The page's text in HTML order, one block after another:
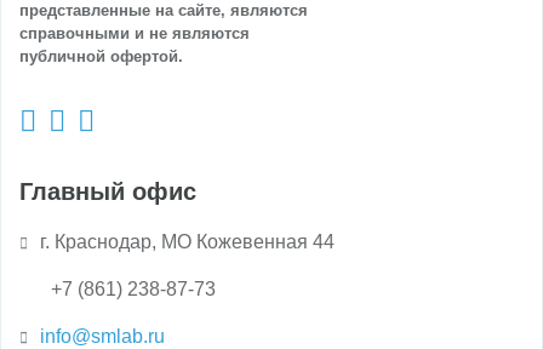
представленные на сайте, являются
справочными и не являются
публичной офертой.
Главный офис
г. Краснодар, МО Кожевенная 44
+7 (861) 238-87-73
info@smlab.ru